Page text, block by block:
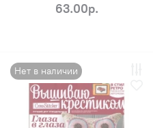
63.00р.
Нет в наличии